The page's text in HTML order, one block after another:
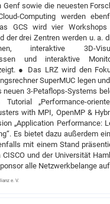
Genf sowie die neuesten
Computing werden
GCS wird vier
der drei Zentren werden u. a.
interaktive 3D-
und interaktive
● Das LRZ wird den
SuperMUC legen
neuen 3-Petaflops-Systems
„Performance-
with MPI, OpenMP &
„Application Performance:
Es bietet dazu außerdem
mit einem Stand
und der Universität
alle Netzwerkbelange auf
e. V.